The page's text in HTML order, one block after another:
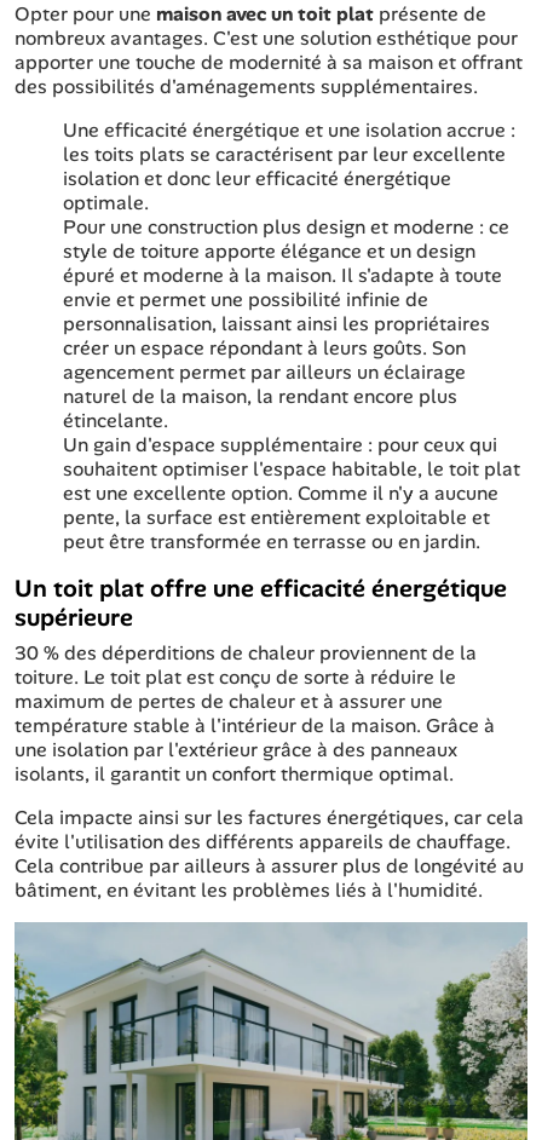
Opter pour une maison avec un toit plat présente de
nombreux avantages. C'est une solution esthétique pour
apporter une touche de modernité à sa maison et offrant
des possibilités d'aménagements supplémentaires.
Une efficacité énergétique et une isolation accrue :
les toits plats se caractérisent par leur excellente
isolation et donc leur efficacité énergétique
optimale.
Pour une construction plus design et moderne : ce
style de toiture apporte élégance et un design
épuré et moderne à la maison. Il s'adapte à toute
envie et permet une possibilité infinie de
personnalisation, laissant ainsi les propriétaires
créer un espace répondant à leurs goûts. Son
agencement permet par ailleurs un éclairage
naturel de la maison, la rendant encore plus
étincelante.
Un gain d'espace supplémentaire : pour ceux qui
souhaitent optimiser l'espace habitable, le toit plat
est une excellente option. Comme il n'y a aucune
pente, la surface est entièrement exploitable et
peut être transformée en terrasse ou en jardin.
Un toit plat offre une efficacité énergétique
supérieure
30 % des déperditions de chaleur proviennent de la
toiture. Le toit plat est conçu de sorte à réduire le
maximum de pertes de chaleur et à assurer une
température stable à l'intérieur de la maison. Grâce à
une isolation par l'extérieur grâce à des panneaux
isolants, il garantit un confort thermique optimal.
Cela impacte ainsi sur les factures énergétiques, car cela
évite l'utilisation des différents appareils de chauffage.
Cela contribue par ailleurs à assurer plus de longévité au
bâtiment, en évitant les problèmes liés à l'humidité.